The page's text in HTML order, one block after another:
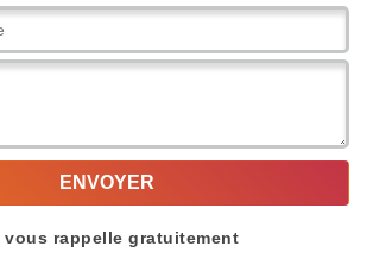
vous rappelle gratuitement